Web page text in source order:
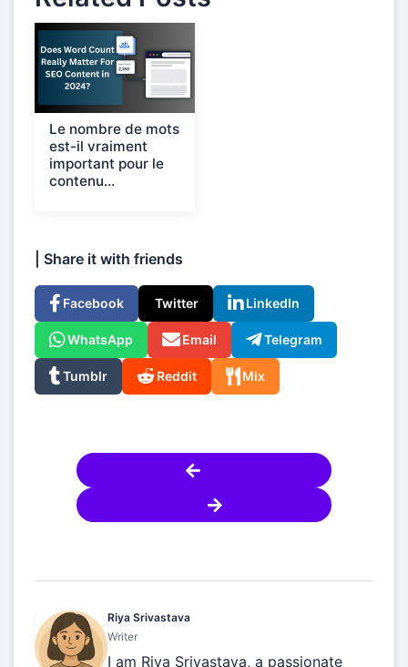
Le nombre de mots
est-il vraiment
important pour le
contenu...
| Share it with friends
Facebook Twitter LinkedIn
WhatsApp Email Telegram
Tumblr Reddit Mix
Riya Srivastava
Writer
I am Riya Srivastava, a passionate